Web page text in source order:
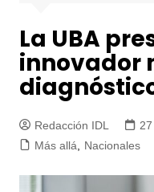
La UBA
innovador
Redacción IDL
Más allá, Nacionales